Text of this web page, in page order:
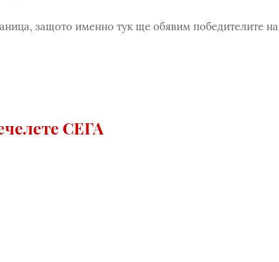
защото именно тук ще обявим победителите на
СЕГА